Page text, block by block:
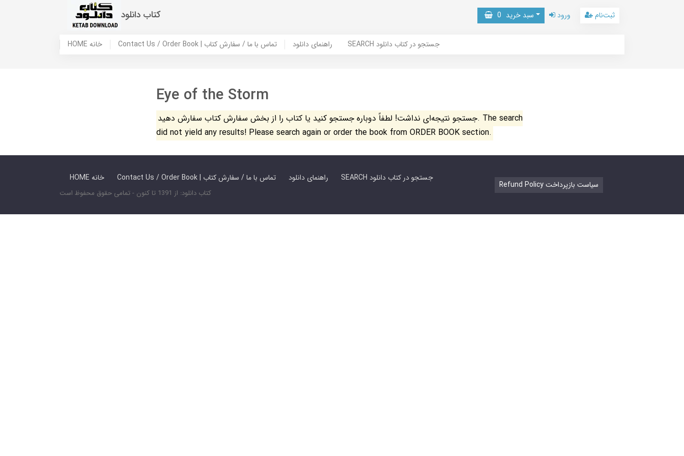
کتاب دانلود سبد خرید 0 ورود ثبت‌نام
HOME خانه Contact Us / Order Book | تماس با ما / سفارش کتاب راهنمای دانلود SEARCH جستجو در کتاب دانلود
Eye of the Storm
جستجو نتیجه‌ای نداشت! لطفاً دوباره جستجو کنید یا کتاب را از بخش سفارش کتاب سفارش دهید. The search
did not yield any results! Please search again or order the book from ORDER BOOK section.
HOME خانه Contact Us / Order Book | تماس با ما / سفارش کتاب راهنمای دانلود SEARCH جستجو در کتاب دانلود
کتاب دانلود: از 1391 تا کنون - تمامی حقوق محفوظ است
Refund Policy سیاست بازپرداخت